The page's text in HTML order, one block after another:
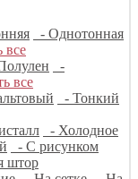
- Однотонная
все
-
все
- Тонкий
- Холодное
- С рисунком
штор